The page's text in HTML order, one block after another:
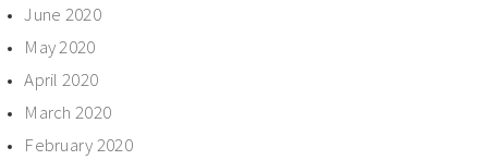
June 2020
May 2020
April 2020
March 2020
February 2020